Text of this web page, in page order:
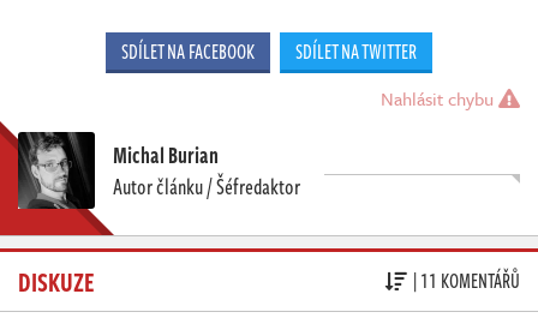
SDÍLET NA FACEBOOK SDÍLET NA TWITTER
Nahlásit chybu
Michal Burian
Autor článku / Šéfredaktor
DISKUZE | 11 KOMENTÁŘŮ